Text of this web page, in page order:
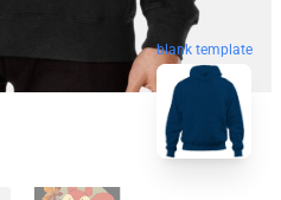
blank template